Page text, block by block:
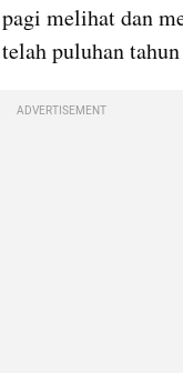
melihat dan
puluhan
ADVERTISEMENT